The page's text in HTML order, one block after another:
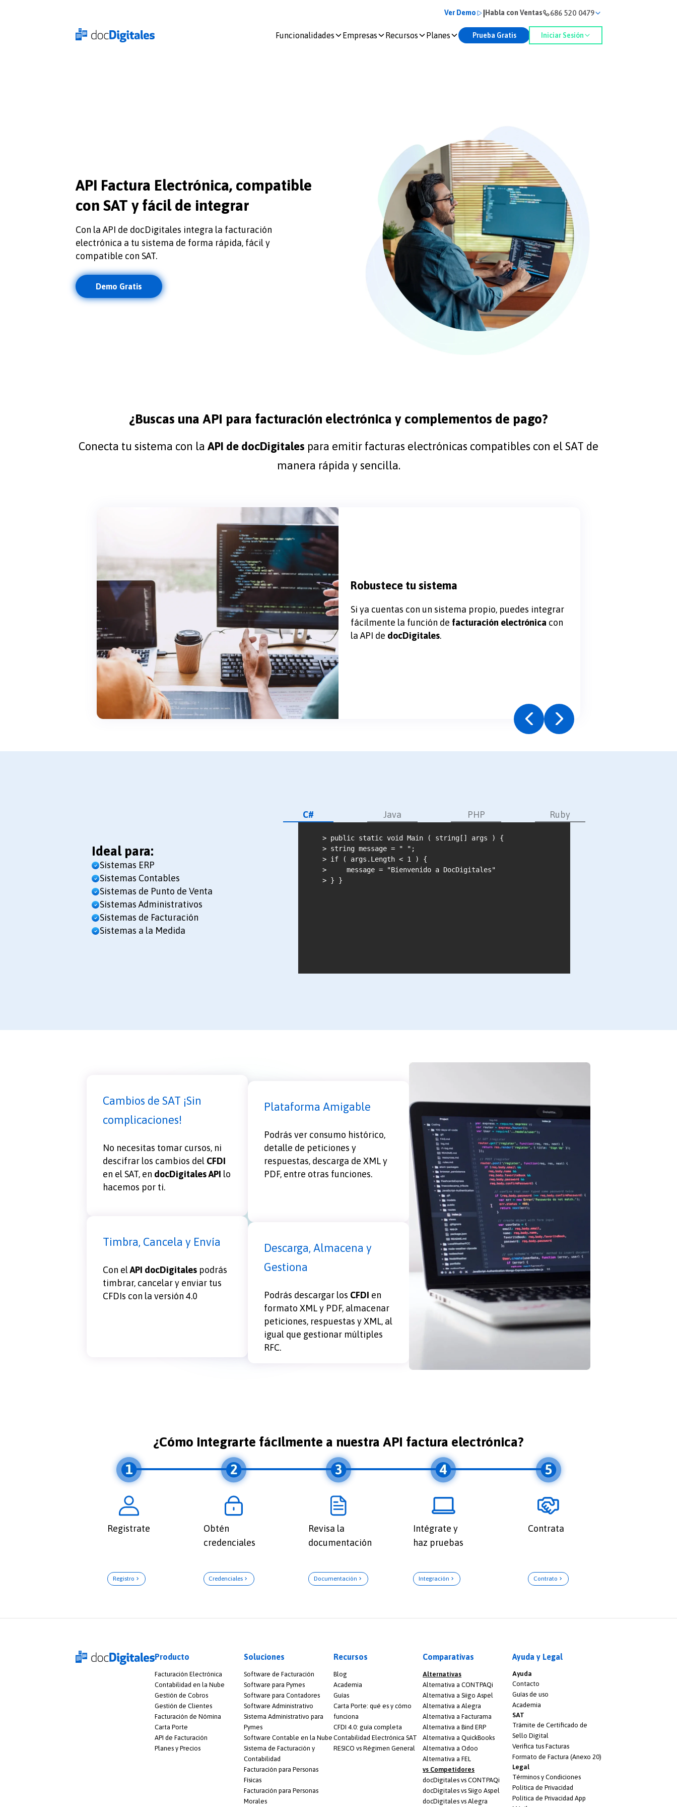
Funcionalidades Empresas Recursos Planes Prueba Gratis Iniciar Sesión
Ver Demo Habla con Ventas 686 520 0479
API Factura Electrónica, compatible
con SAT y fácil de integrar
Con la API de docDigitales integra la facturación
electrónica a tu sistema de forma rápida, fácil y
compatible con SAT.
Demo Gratis
¿Buscas una API para facturación electrónica y complementos de pago?
Conecta tu sistema con la API de docDigitales para emitir facturas electrónicas compatibles con el SAT de
manera rápida y sencilla.
Robustece tu sistema
Si ya cuentas con un sistema propio, puedes integrar
fácilmente la función de facturación electrónica con
la API de docDigitales.
Ideal para:
Sistemas ERP
Sistemas Contables
Sistemas de Punto de Venta
Sistemas Administrativos
Sistemas de Facturación
Sistemas a la Medida
C# Java PHP Ruby
> public static void Main ( string[] args ) {
> string message = " ";
> if ( args.Length < 1 ) {
>     message = "Bienvenido a DocDigitales"
> } }
Cambios de SAT ¡Sin
complicaciones!
No necesitas tomar cursos, ni
descifrar los cambios del CFDI
en el SAT, en docDigitales API lo
hacemos por ti.
Timbra, Cancela y Envía
Con elAPI docDigitales podrás
timbrar, cancelar y enviar tus
CFDIs con la versión 4.0
Plataforma Amigable
Podrás ver consumo histórico,
detalle de peticiones y
respuestas, descarga de XML y
PDF, entre otras funciones.
Descarga, Almacena y
Gestiona
Podrás descargar los CFDI en
formato XML y PDF, almacenar
peticiones, respuestas y XML, al
igual que gestionar múltiples
RFC.
¿Cómo integrarte fácilmente a nuestra API factura electrónica?
Registrate
Registro
Obtén
credenciales
Credenciales
Revisa la
documentación
Documentación
Intégrate y
haz pruebas
Integración
Contrata
Contrato
Producto
Facturación Electrónica
Contabilidad en la Nube
Gestión de Cobros
Gestión de Clientes
Facturación de Nómina
Carta Porte
API de Facturación
Planes y Precios
Soluciones
Software de Facturación
Software para Pymes
Software para Contadores
Software Administrativo
Sistema Administrativo para
Pymes
Software Contable en la Nube
Sistema de Facturación y
Contabilidad
Facturación para Personas
Físicas
Facturación para Personas
Morales
Recursos
Blog
Academia
Guías
Carta Porte: qué es y cómo
funciona
CFDI 4.0: guía completa
Contabilidad Electrónica SAT
RESICO vs Régimen General
Comparativas
Alternativas
Alternativa a CONTPAQi
Alternativa a Siigo Aspel
Alternativa a Alegra
Alternativa a Facturama
Alternativa a Bind ERP
Alternativa a QuickBooks
Alternativa a Odoo
Alternativa a FEL
vs Competidores
docDigitales vs CONTPAQi
docDigitales vs Siigo Aspel
docDigitales vs Alegra
Ayuda y Legal
Ayuda
Contacto
Guías de uso
Academia
SAT
Trámite de Certificado de
Sello Digital
Verifica tus Facturas
Formato de Factura (Anexo 20)
Legal
Términos y Condiciones
Política de Privacidad
Política de Privacidad App